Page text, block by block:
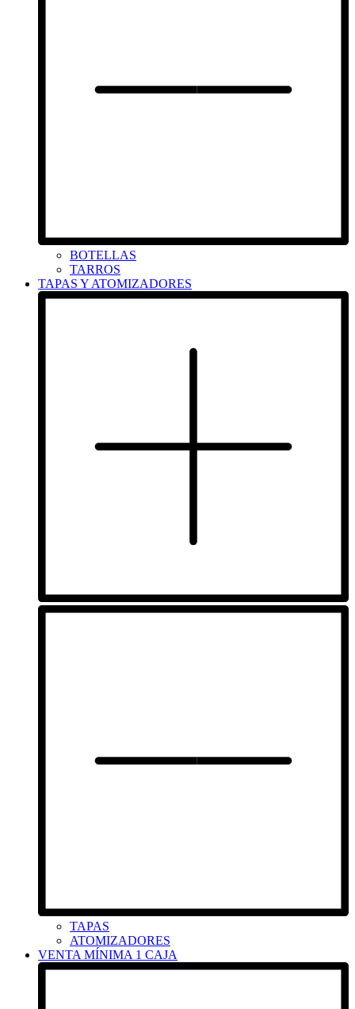
BOTELLAS
TARROS
TAPAS Y ATOMIZADORES
TAPAS
ATOMIZADORES
VENTA MÍNIMA 1 CAJA